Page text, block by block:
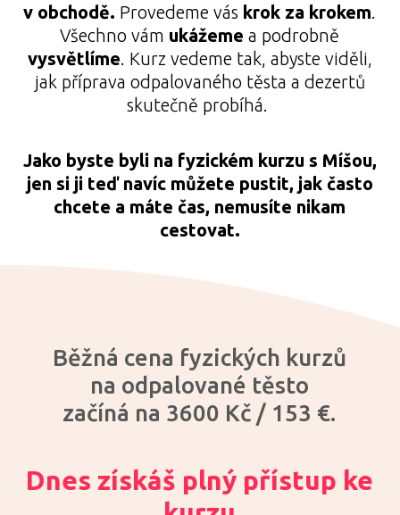
v obchodě. Provedeme vás krok za krokem.
Všechno vám ukážeme a podrobně
vysvětlíme. Kurz vedeme tak, abyste viděli,
jak příprava odpalovaného těsta a dezertů
skutečně probíhá.
Jako byste byli na fyzickém kurzu s Míšou,
jen si ji teď navíc můžete pustit, jak často
chcete a máte čas, nemusíte nikam
cestovat.
Běžná cena fyzických kurzů
na odpalované těsto
začíná na 3600 Kč / 153 €.
Dnes získáš plný přístup ke